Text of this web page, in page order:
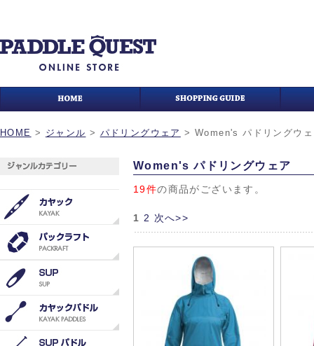
HOME > ジャンル > パドリングウェア >Women's パドリングウ
Women's パドリングウェア
19件の商品がございます。
1 2 次へ>>